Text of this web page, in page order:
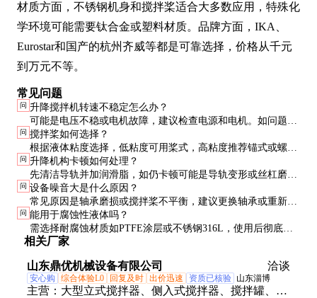
材质方面，不锈钢机身和搅拌桨适合大多数应用，特殊化
学环境可能需要钛合金或塑料材质。品牌方面，IKA、
Eurostar和国产的杭州齐威等都是可靠选择，价格从千元
到万元不等。
常见问题
问 升降搅拌机转速不稳定怎么办？
可能是电压不稳或电机故障，建议检查电源和电机。如问题持
续，需联系售后维修。
问 搅拌桨如何选择？
根据液体粘度选择，低粘度可用桨式，高粘度推荐锚式或螺旋
式。材质需兼容液体性质。
问 升降机构卡顿如何处理？
先清洁导轨并加润滑脂，如仍卡顿可能是导轨变形或丝杠磨
损，需专业维修。
问 设备噪音大是什么原因？
常见原因是轴承磨损或搅拌桨不平衡，建议更换轴承或重新平
衡搅拌桨。
问 能用于腐蚀性液体吗？
需选择耐腐蚀材质如PTFE涂层或不锈钢316L，使用后彻底清
洗，避免长时间接触。
相关厂家
山东鼎优机械设备有限公司 洽谈
安心购 综合体验L0 回复及时 出价迅速 资质已核验 山东淄博
主营： 大型立式搅拌器、侧入式搅拌器、搅拌罐、搅